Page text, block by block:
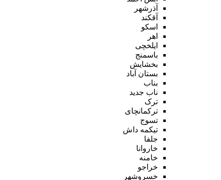
آذرشهر
آقکند
اسکو
اهر
ایلخچی
باسمنج
بخشایش
بستان آباد
بناب
ناب جدید
ترک
ترکمانچای
تسوج
تیکمه داش
جلفا
خاروانا
خامنه
خراجو
خسروشهر